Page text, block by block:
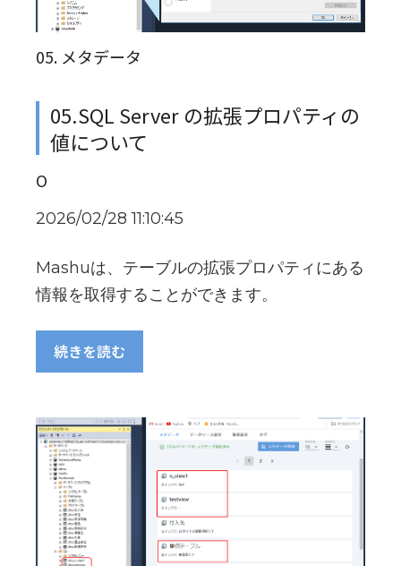
05. メタデータ
05.SQL Server の拡張プロパティの
値について
O
2026/02/28 11:10:45
Mashuは、テーブルの拡張プロパティにある
情報を取得することができます。
続きを読む